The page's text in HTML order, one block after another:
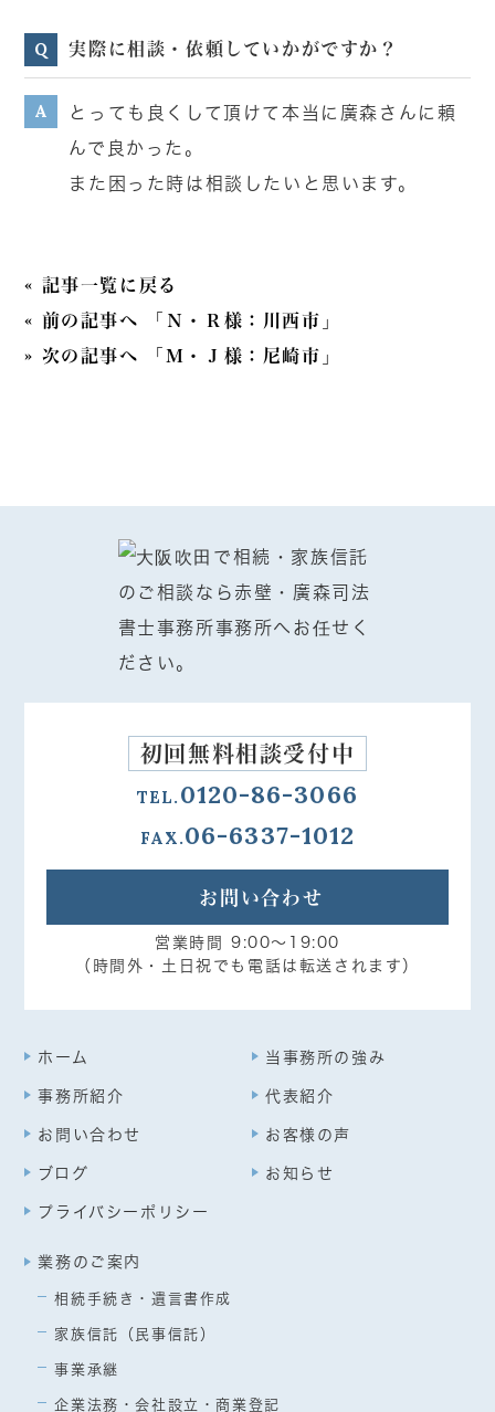
Q 実際に相談・依頼していかがですか？
A
とっても良くして頂けて本当に廣森さんに頼
んで良かった。
また困った時は相談したいと思います。
« 記事一覧に戻る
« 前の記事へ 「Ｎ・Ｒ様：川西市」
» 次の記事へ 「Ｍ・Ｊ様：尼崎市」
初回無料相談受付中
TEL. 0120-86-3066
FAX.06-6337-1012
お問い合わせ
営業時間 9:00～19:00
（時間外・土日祝でも電話は転送されます）
ホーム 当事務所の強み
事務所紹介 代表紹介
お問い合わせ お客様の声
ブログ お知らせ
プライバシーポリシー
業務のご案内
相続手続き・遺言書作成
家族信託（民事信託）
事業承継
企業法務・会社設立・商業登記